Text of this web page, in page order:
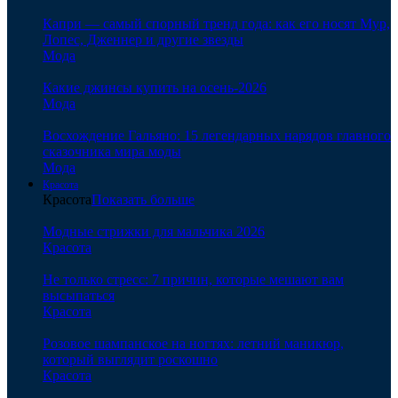
Капри — самый спорный тренд года: как его носят Мур,
Лопес, Дженнер и другие звезды
Мода
Какие джинсы купить на осень-2026
Мода
Восхождение Гальяно: 15 легендарных нарядов главного
сказочника мира моды
Мода
Красота
КрасотаПоказать больше
Модные стрижки для мальчика 2026
Красота
Не только стресс: 7 причин, которые мешают вам
высыпаться
Красота
Розовое шампанское на ногтях: летний маникюр,
который выглядит роскошно
Красота